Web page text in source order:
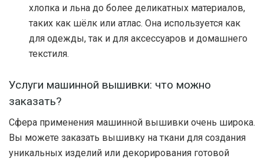
хлопка и льна до более деликатных материалов,
таких как шёлк или атлас. Она используется как
для одежды, так и для аксессуаров и домашнего
текстиля.
Услуги машинной вышивки: что можно
заказать?
Сфера применения машинной вышивки очень широка.
Вы можете заказать вышивку на ткани для создания
уникальных изделий или декорирования готовой